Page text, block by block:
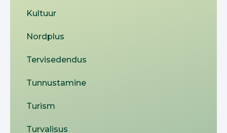
Kultuur
Nordplus
Tervisedendus
Tunnustamine
Turism
Turvalisus